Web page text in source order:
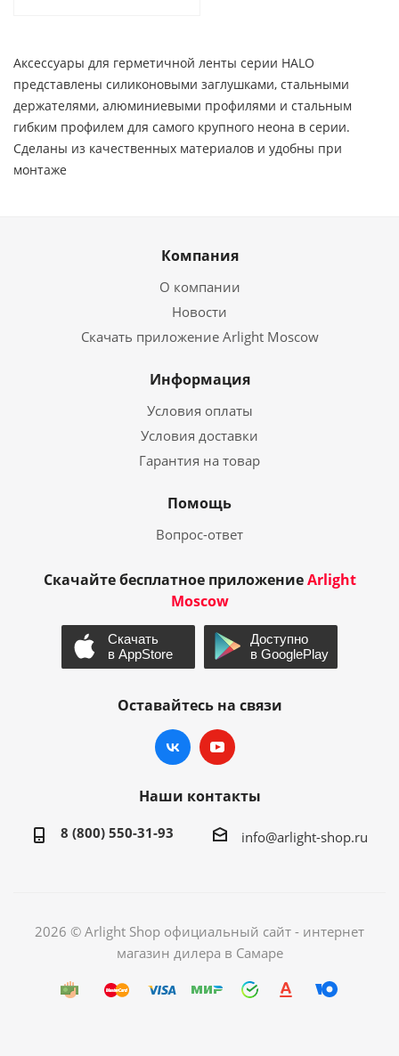
Аксессуары для герметичной ленты серии HALO
представлены силиконовыми заглушками, стальными
держателями, алюминиевыми профилями и стальным
гибким профилем для самого крупного неона в серии.
Сделаны из качественных материалов и удобны при
монтаже
Компания
О компании
Новости
Скачать приложение Arlight Moscow
Информация
Условия оплаты
Условия доставки
Гарантия на товар
Помощь
Вопрос-ответ
Скачайте бесплатное приложениеArlight
Moscow
Оставайтесь на связи
Наши контакты
8 (800) 550-31-93 info@arlight-shop.ru
2026 © Arlight Shop официальный сайт - интернет
магазин дилера в Самаре